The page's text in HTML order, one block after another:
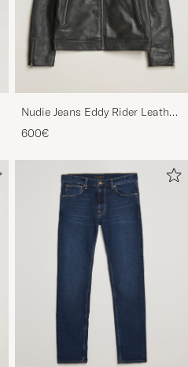
Nudie Jeans Eddy Rider Leather
Jacket Black
600€